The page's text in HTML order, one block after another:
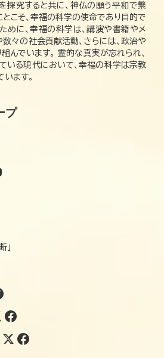
探究すると共に、神仏の願う平和で繁
こそ、幸福の科学の使命であり目的で
めに、幸福の科学は、講演や書籍やメ
々の社会貢献活動、さらには、政治や
んでいます。 霊的な真実が忘れられ、
いる現代において、幸福の科学は宗教
ます。
プ
」